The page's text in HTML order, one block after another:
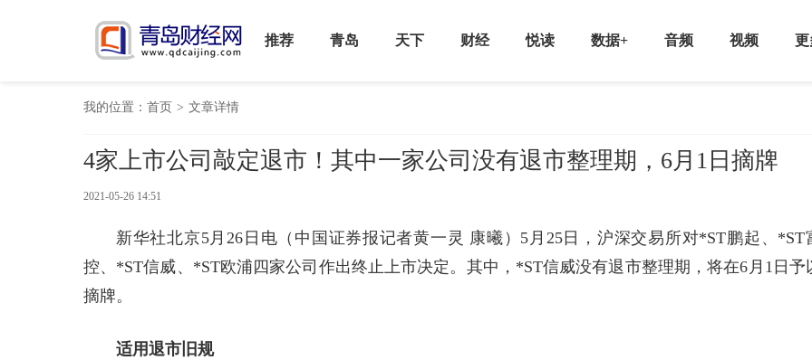
推荐 青岛 天下 财经 悦读 数据+ 音频 视频 更
我的位置： 首页 > 文章详情
4家上市公司敲定退市！其中一家公司没有退市整理期，6月1日摘牌
2021-05-26 14:51
新华社北京5月26日电（中国证券报记者黄一灵 康曦）5月25日，沪深交易所对*ST鹏起、*ST
控、*ST信威、*ST欧浦四家公司作出终止上市决定。其中，*ST信威没有退市整理期，将在6月1日予
摘牌。
适用退市旧规